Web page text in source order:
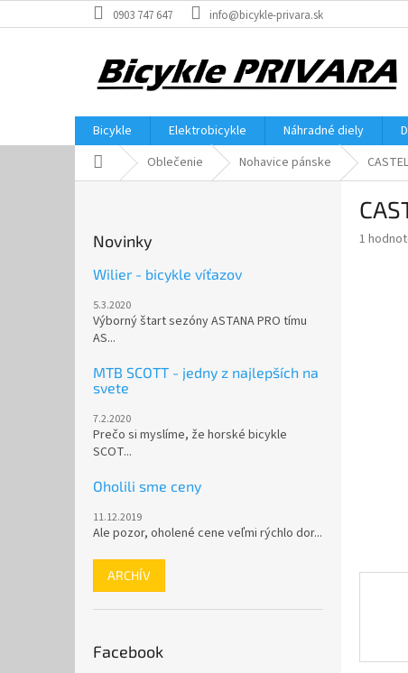
na
0903 747 647 info@bicykle-privara.sk
Bicykle Elektrobicykle Náhradné diely
Domov Oblečenie Nohavice pánske
Novinky
Wilier - bicykle víťazov
5.3.2020
Výborný štart sezóny ASTANA PRO tímu
AS...
MTB SCOTT - jedny z najlepších na
svete
7.2.2020
Prečo si myslíme, že horské bicykle
SCOT...
Oholili sme ceny
11.12.2019
Ale pozor, oholené cene veľmi rýchlo dor...
ARCHÍV
Facebook
1